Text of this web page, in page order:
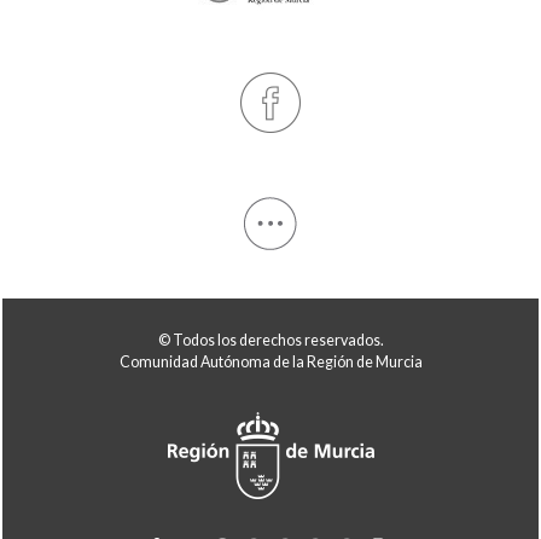
© Todos los derechos reservados.
Comunidad Autónoma de la Región de Murcia